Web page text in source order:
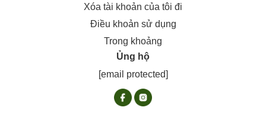
Xóa tài khoản của tôi đi
Điều khoản sử dụng
Trong khoảng
Ủng hộ
[email protected]